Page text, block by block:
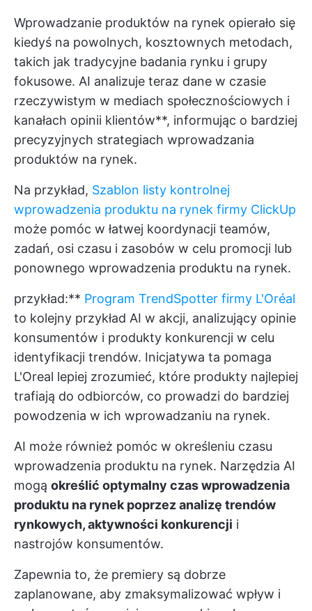
Wprowadzanie produktów na rynek opierało się
kiedyś na powolnych, kosztownych metodach,
takich jak tradycyjne badania rynku i grupy
fokusowe. AI analizuje teraz dane w czasie
rzeczywistym w mediach społecznościowych i
kanałach opinii klientów**, informując o bardziej
precyzyjnych strategiach wprowadzania
produktów na rynek.
Na przykład, Szablon listy kontrolnej
wprowadzenia produktu na rynek firmy ClickUp
może pomóc w łatwej koordynacji teamów,
zadań, osi czasu i zasobów w celu promocji lub
ponownego wprowadzenia produktu na rynek.
przykład:** Program TrendSpotter firmy L'Oréal
to kolejny przykład AI w akcji, analizujący opinie
konsumentów i produkty konkurencji w celu
identyfikacji trendów. Inicjatywa ta pomaga
L'Oreal lepiej zrozumieć, które produkty najlepiej
trafiają do odbiorców, co prowadzi do bardziej
powodzenia w ich wprowadzaniu na rynek.
AI może również pomóc w określeniu czasu
wprowadzenia produktu na rynek. Narzędzia AI
mogą określić optymalny czas wprowadzenia
produktu na rynek poprzez analizę trendów
rynkowych, aktywności konkurencji i
nastrojów konsumentów.
Zapewnia to, że premiery są dobrze
zaplanowane, aby zmaksymalizować wpływ i